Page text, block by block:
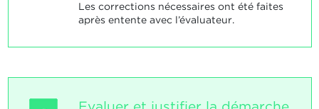
Les corrections nécessaires ont été faites
après entente avec l’évaluateur.